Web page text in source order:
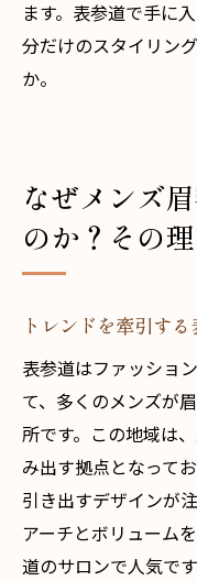
ます。表参道で手に
分だけのスタイリン
か。
なぜメンズ
のか？その
トレンドを牽引す
表参道はファッショ
て、多くのメンズが
所です。この地域は
み出す拠点となって
引き出すデザインが
アーチとボリューム
道のサロンで人気で